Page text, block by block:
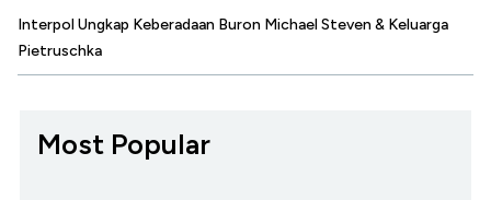
Interpol Ungkap Keberadaan Buron Michael Steven & Keluarga
Pietruschka
Most Popular